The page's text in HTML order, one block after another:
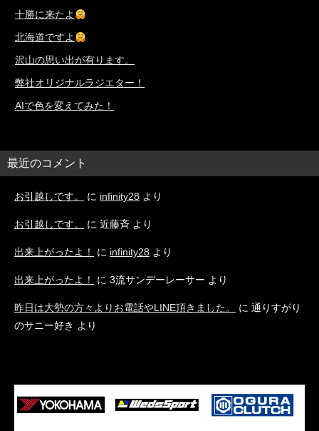
十勝に来たよ
北海道ですよ
沢山の思い出が有ります。
弊社オリジナルラジエター！
AIで色を変えてみた！
最近のコメント
お引越しです。 に infinity28 より
お引越しです。 に 近藤斉 より
出来上がったよ！ に infinity28 より
出来上がったよ！ に 3流サンデーレーサー より
昨日は大勢の方々よりお電話やLINE頂きました。 に 通りすがり
のサニー好き より